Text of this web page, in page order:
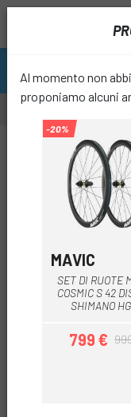
Al momento non
proponiamo alcuni
-20%
MAVIC
SET DI RUOTE
COSMIC S 42
SHIMANO
799 €